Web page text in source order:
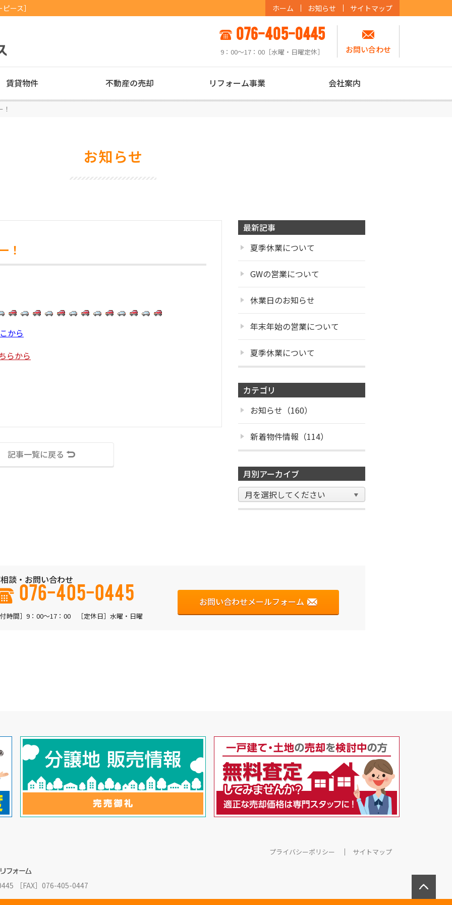
ース］ ホーム お知らせ サイトマップ
076-405-0445
9：00〜17：00［水曜・日曜定休］ お問い合わせ
賃貸物件 不動産の売却 リフォーム事業 会社案内
お知らせ
！
から
らから
記事一覧に戻る
最新記事
夏季休業について
GWの営業について
休業日のお知らせ
年末年始の営業について
夏季休業について
カテゴリ
お知らせ（160）
新着物件情報（114）
月別アーカイブ
談・お問い合わせ
076-405-0445
時間］9：00〜17：00 ［定休日］水曜・日曜
お問い合わせメールフォーム
［FAX］076-405-0447
プライバシーポリシー サイトマップ